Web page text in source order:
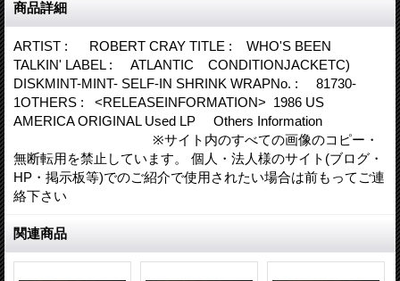
商品詳細
ARTIST : ROBERT CRAY TITLE : WHO'S BEEN
TALKIN' LABEL : ATLANTIC CONDITIONJACKETC)
DISKMINT-MINT- SELF-IN SHRINK WRAPNo. : 81730-
1OTHERS : <RELEASEINFORMATION> 1986 US
AMERICA ORIGINAL Used LP Others Information
※サイト内のすべての画像のコピー・
無断転用を禁止しています。 個人・法人様のサイト(ブログ・
HP・掲示板等)でのご紹介で使用されたい場合は前もってご連
絡下さい
関連商品